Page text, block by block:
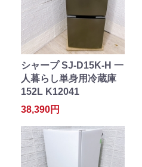
シャープ SJ-D15K-H 一
人暮らし単身用冷蔵庫
152L K12041
38,390円